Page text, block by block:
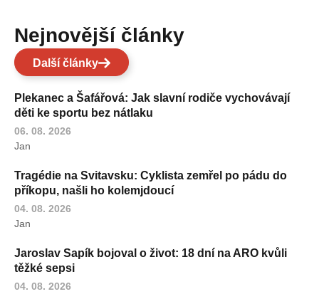
Nejnovější články
Další články
Plekanec a Šafářová: Jak slavní rodiče vychovávají
děti ke sportu bez nátlaku
06. 08. 2026
Jan
Tragédie na Svitavsku: Cyklista zemřel po pádu do
příkopu, našli ho kolemjdoucí
04. 08. 2026
Jan
Jaroslav Sapík bojoval o život: 18 dní na ARO kvůli
těžké sepsi
04. 08. 2026